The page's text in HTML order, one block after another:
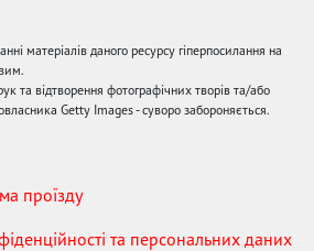
матеріалів даного ресурсу гіперпосилання на
та відтворення фотографічних творів та/або
Getty Images - суворо забороняється.
проїзду
та персональних даних